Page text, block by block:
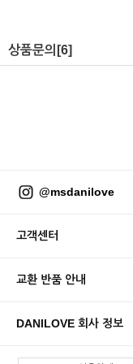
상품문의 [6]
@msdanilove
고객센터
교환 반품 안내
DANILOVE 회사 정보